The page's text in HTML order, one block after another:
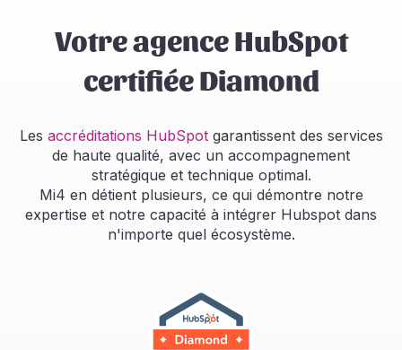
Votre agence HubSpot
certifiée Diamond
Les accréditations HubSpot garantissent des services
de haute qualité, avec un accompagnement
stratégique et technique optimal.
Mi4 en détient plusieurs, ce qui démontre notre
expertise et notre capacité à intégrer Hubspot dans
n'importe quel écosystème.